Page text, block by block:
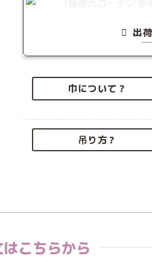
出
巾について？
吊り方？
こちらから